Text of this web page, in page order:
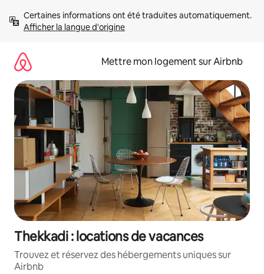
directement
Afficher la langue d'origine
Mettre mon logement sur Airbnb
Thekkadi : locations de vacances
Trouvez et réservez des hébergements uniques sur
Airbnb